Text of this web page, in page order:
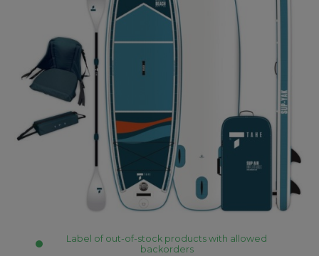
Label of out-of-stock products with allowed
backorders